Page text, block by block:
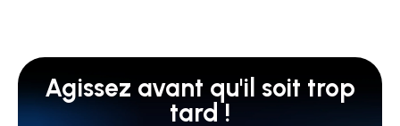
Agissez avant qu'il soit trop
tard !